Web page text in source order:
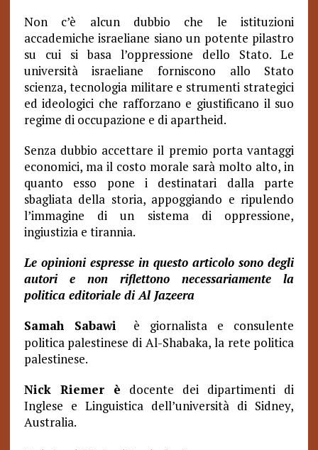
Non c’è alcun dubbio che le istituzioni
accademiche israeliane siano un potente pilastro
su cui si basa l’oppressione dello Stato. Le
università israeliane forniscono allo Stato
scienza, tecnologia militare e strumenti strategici
ed ideologici che rafforzano e giustificano il suo
regime di occupazione e di apartheid.
Senza dubbio accettare il premio porta vantaggi
economici, ma il costo morale sarà molto alto, in
quanto esso pone i destinatari dalla parte
sbagliata della storia, appoggiando e ripulendo
l’immagine di un sistema di oppressione,
ingiustizia e tirannia.
Le opinioni espresse in questo articolo sono degli
autori e non riflettono necessariamente la
politica editoriale di Al Jazeera
Samah Sabawi
è giornalista e consulente
politica palestinese di Al-Shabaka, la rete politica
palestinese.
Nick Riemerè docente dei dipartimenti di
Inglese e Linguistica dell’università di Sidney,
Australia.